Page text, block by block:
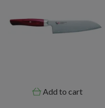
Add to cart